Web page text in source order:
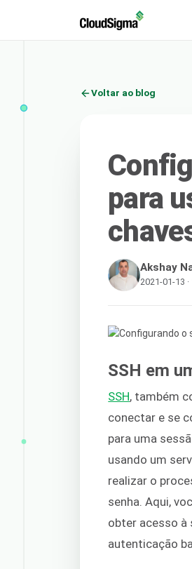
Voltar ao blog
para
Akshay
2021-01-13
SSH em
SSH, também
conectar e se
para uma
usando um
realizar o
senha. Aqui,
obter acesso à
autenticação